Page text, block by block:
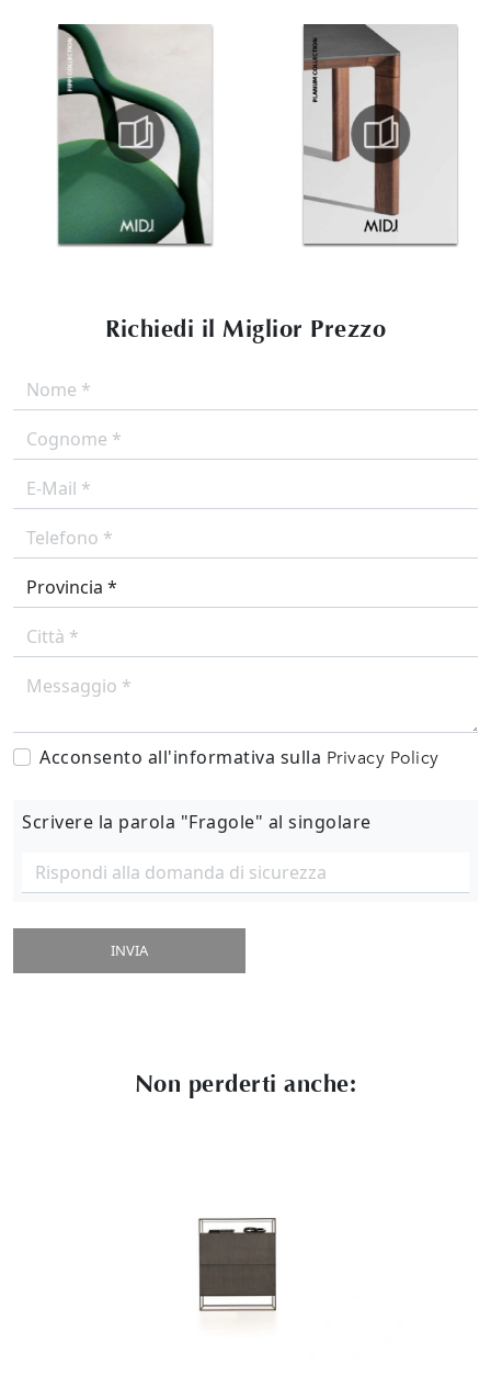
Richiedi il Miglior Prezzo
Acconsento all'informativa sulla Privacy Policy
Scrivere la parola "Fragole" al singolare
INVIA
Non perderti anche: